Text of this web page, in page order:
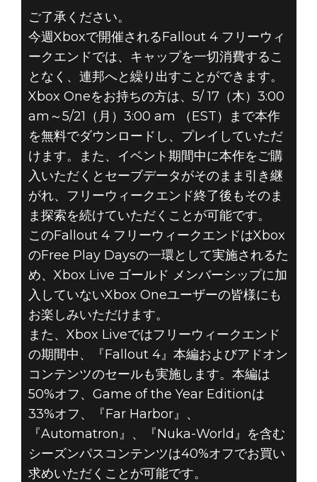
Fallout 4
2018年5月17日
FALLOUT 4 –
XBOX ONE フリ
ーウィークエン
ド＆セール
ご了承ください。
今週Xboxで開催されるFallout 4 フリーウィ
ークエンドでは、キャップを一切消費するこ
となく、連邦へと繰り出すことができます。
Xbox Oneをお持ちの方は、5/ 17（木）3:00
am～5/21（月）3:00 am （EST）まで本作
を無料でダウンロードし、プレイしていただ
けます。また、イベント期間中に本作をご購
入いただくとセーブデータがそのまま引き継
がれ、フリーウィークエンド終了後もそのま
ま探索を続けていただくことが可能です。
このFallout 4 フリーウィークエンドはXbox
のFree Play Daysの一環として実施されるた
め、Xbox Live ゴールド メンバーシップに加
入していないXbox Oneユーザーの皆様にも
お楽しみいただけます。
また、Xbox Liveではフリーウィークエンド
の期間中、『Fallout 4』本編およびアドオン
コンテンツのセールも実施します。本編は
50%オフ、Game of the Year Editionは
33%オフ、『Far Harbor』、
『Automatron』、『Nuka-World』を含む
シーズンパスコンテンツは40%オフでお買い
求めいただくことが可能です。